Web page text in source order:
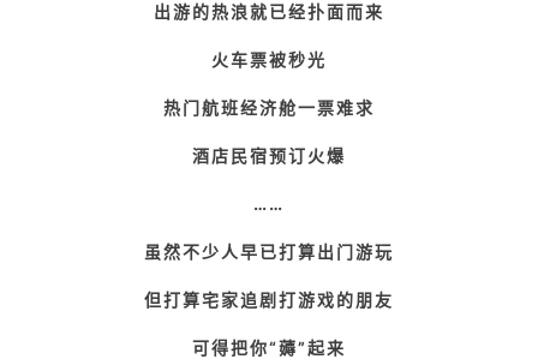
出游的热浪就已经扑面而来
火车票被秒光
热门航班经济舱一票难求
酒店民宿预订火爆
……
虽然不少人早已打算出门游玩
但打算宅家追剧打游戏的朋友
可得把你“薅”起来